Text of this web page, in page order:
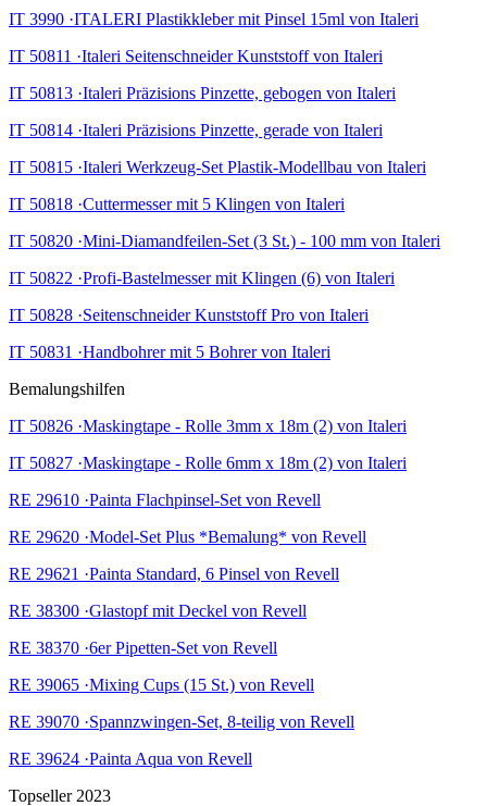
IT 3990 ·ITALERI Plastikkleber mit Pinsel 15ml von Italeri
IT 50811 ·Italeri Seitenschneider Kunststoff von Italeri
IT 50813 ·Italeri Präzisions Pinzette, gebogen von Italeri
IT 50814 ·Italeri Präzisions Pinzette, gerade von Italeri
IT 50815 ·Italeri Werkzeug-Set Plastik-Modellbau von Italeri
IT 50818 ·Cuttermesser mit 5 Klingen von Italeri
IT 50820 ·Mini-Diamandfeilen-Set (3 St.) - 100 mm von Italeri
IT 50822 ·Profi-Bastelmesser mit Klingen (6) von Italeri
IT 50828 ·Seitenschneider Kunststoff Pro von Italeri
IT 50831 ·Handbohrer mit 5 Bohrer von Italeri
Bemalungshilfen
IT 50826 ·Maskingtape - Rolle 3mm x 18m (2) von Italeri
IT 50827 ·Maskingtape - Rolle 6mm x 18m (2) von Italeri
RE 29610 ·Painta Flachpinsel-Set von Revell
RE 29620 ·Model-Set Plus *Bemalung* von Revell
RE 29621 ·Painta Standard, 6 Pinsel von Revell
RE 38300 ·Glastopf mit Deckel von Revell
RE 38370 ·6er Pipetten-Set von Revell
RE 39065 ·Mixing Cups (15 St.) von Revell
RE 39070 ·Spannzwingen-Set, 8-teilig von Revell
RE 39624 ·Painta Aqua von Revell
Topseller 2023